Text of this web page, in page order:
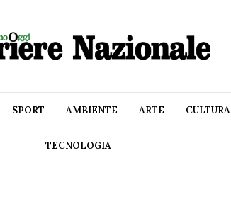
SPORT AMBIENTE ARTE CULTURA
TECNOLOGIA